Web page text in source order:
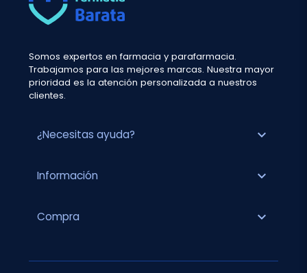
Somos expertos en farmacia y parafarmacia.
Trabajamos para las mejores marcas. Nuestra mayor
prioridad es la atención personalizada a nuestros
clientes.
¿Necesitas ayuda? expand_more
Información expand_more
Compra expand_more